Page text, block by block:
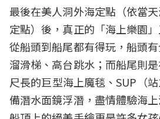
最後在美人洞外海定點（依當
定點）後，真正的「海上樂園
從船頭到船尾都有得玩，船頭
溜滑梯、高台跳水；而船尾則
尺長的巨型海上魔毯、SUP（
備潛水面鏡浮潛，盡情體驗海